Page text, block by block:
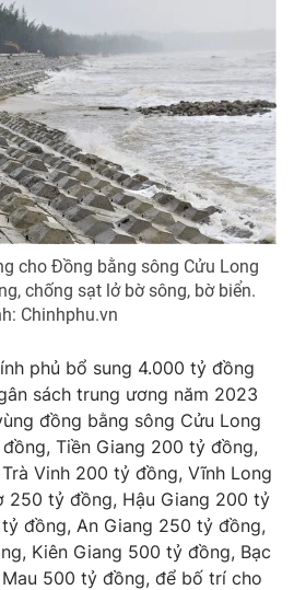
lai
Podcast
Infographic
Shorts video
cho Đồng bằng sông Cửu Long
chống sạt lở bờ sông, bờ biển.
Chinhphu.vn
phủ bổ sung 4.000 tỷ đồng
sách trung ương năm 2023
đồng bằng sông Cửu Long
Tiền Giang 200 tỷ đồng,
Vinh 200 tỷ đồng, Vĩnh Long
250 tỷ đồng, Hậu Giang 200 tỷ
đồng, An Giang 250 tỷ đồng,
Kiên Giang 500 tỷ đồng, Bạc
500 tỷ đồng, để bố trí cho